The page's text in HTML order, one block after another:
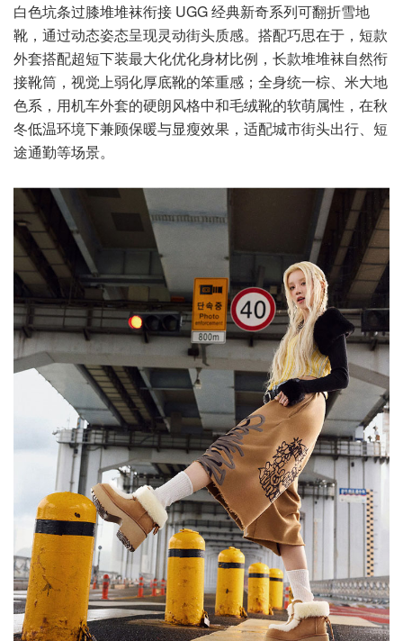
白色坑条过膝堆堆袜衔接 UGG 经典新奇系列可翻折雪地
靴，通过动态姿态呈现灵动街头质感。搭配巧思在于，短款
外套搭配超短下装最大化优化身材比例，长款堆堆袜自然衔
接靴筒，视觉上弱化厚底靴的笨重感；全身统一棕、米大地
色系，用机车外套的硬朗风格中和毛绒靴的软萌属性，在秋
冬低温环境下兼顾保暖与显瘦效果，适配城市街头出行、短
途通勤等场景。